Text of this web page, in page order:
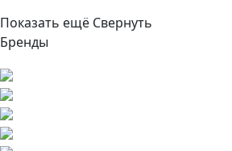
Показать ещё Свернуть
Бренды